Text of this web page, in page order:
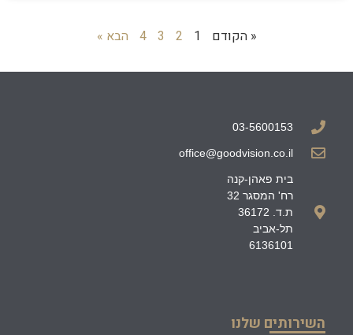
« הקודם 1
2
3
4 הבא »
03-5600153
office@goodvision.co.il
בית פאהן-קנה
רח' המסגר 32
ת.ד. 36172
תל-אביב
6136101
השירותים שלנו